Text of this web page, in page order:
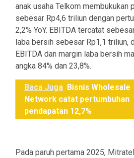
anak usaha Telkom membukukan
sebesar Rp4,6 triliun dengan
2,2% YoY. EBITDA tercatat
laba bersih sebesar Rp1,1 triliun,
EBITDA dan margin laba bersih
angka 84% dan 23,8%.
Baca Juga Bisnis Wholesale
Network catat pertumbuhan
pendapatan 12,7%
Pada paruh pertama 2025,